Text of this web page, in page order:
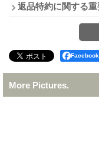
返品特約に関する
More Pictures.